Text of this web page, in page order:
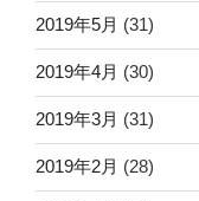
2019年5月 (31)
2019年4月 (30)
2019年3月 (31)
2019年2月 (28)